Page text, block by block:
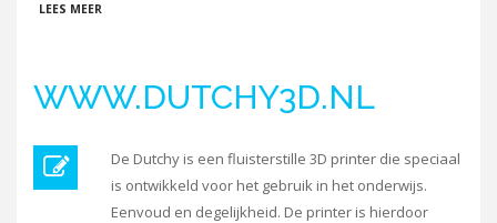
LEES MEER
WWW.DUTCHY3D.NL
De Dutchy is een fluisterstille 3D printer die speciaal
is ontwikkeld voor het gebruik in het onderwijs.
Eenvoud en degelijkheid. De printer is hierdoor